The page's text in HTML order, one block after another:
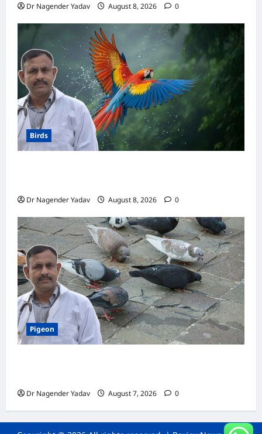
Dr Nagender Yadav August 8, 2026 0
Birds
Dr Nagender Yadav August 8, 2026 0
Pigeon
Dr Nagender Yadav August 7, 2026 0